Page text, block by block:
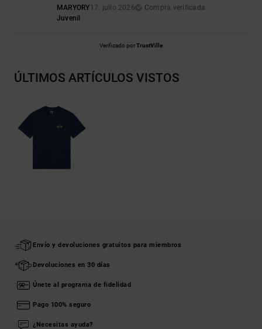
MARYORY17. julio 2026
Compra verificada
Juvenil
Verificado porTrustVille
ÚLTIMOS ARTÍCULOS VISTOS
Envío y devoluciones gratuitos para miembros
Devoluciones en 30 días
Únete al programa de fidelidad
Pago 100% seguro
¿Necesitas ayuda?